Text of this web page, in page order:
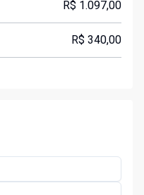
R$ 1.097,00
R$ 340,00